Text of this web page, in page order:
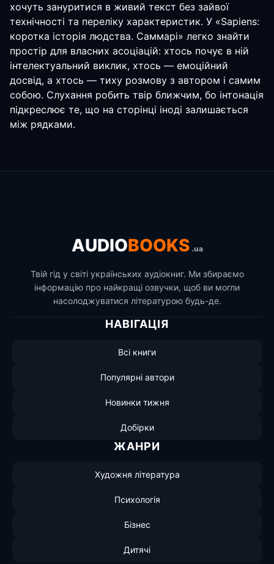
хочуть зануритися в живий текст без зайвої
технічності та переліку характеристик. У «Sapiens:
коротка історія людства. Саммарі» легко знайти
простір для власних асоціацій: хтось почує в ній
інтелектуальний виклик, хтось — емоційний
досвід, а хтось — тиху розмову з автором і самим
собою. Слухання робить твір ближчим, бо інтонація
підкреслює те, що на сторінці іноді залишається
між рядками.
AUDIOBOOKS .ua
Твій гід у світі українських аудіокниг. Ми збираємо
інформацію про найкращі озвучки, щоб ви могли
насолоджуватися літературою будь-де.
НАВІГАЦІЯ
Всі книги
Популярні автори
Новинки тижня
Добірки
ЖАНРИ
Художня література
Психологія
Бізнес
Дитячі